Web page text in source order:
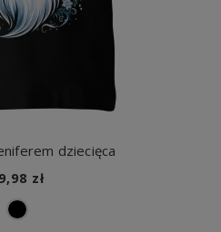
dziecięca
zł